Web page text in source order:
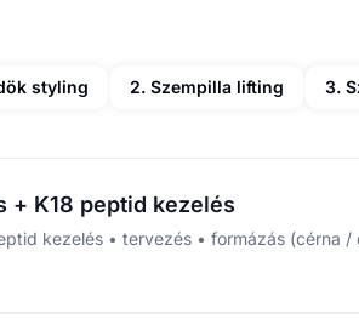
styling 2. Szempilla lifting
+ K18 peptid kezelés
kezelés • tervezés • formázás (cérna /